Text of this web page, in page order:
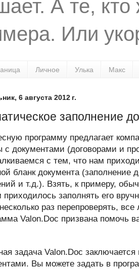
А те,
Или
Личное Улька Макс
6 августа 2012 г.
заполнение
программу предлагает
с документами (договорами и
с тем, что нам
бланк документа (заполнение
и т.д.). Взять, к примеру,
заполнять его
раз перепроверять,
Valon.Doc призвана помочь
задача Valon.Doc
Вы можете задать в